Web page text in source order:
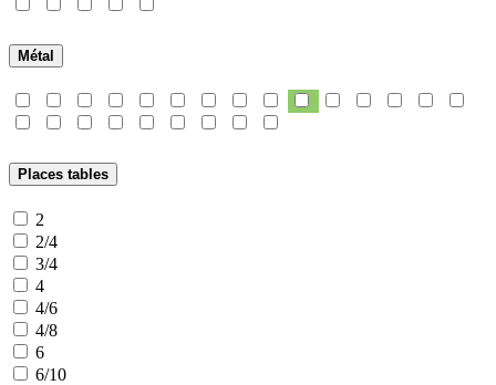
Métal
Places tables
2
2/4
3/4
4
4/6
4/8
6
6/10